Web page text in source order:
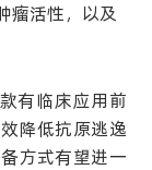
瘤活性，以及
有临床应用前
降低抗原逃逸
方式有望进一